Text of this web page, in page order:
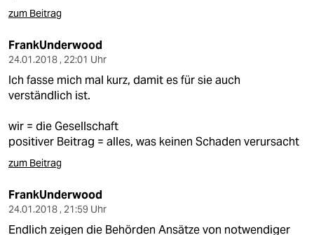
zum Beitrag
FrankUnderwood
24.01.2018 , 22:01 Uhr
Ich fasse mich mal kurz, damit es für sie auch
verständlich ist.
wir = die Gesellschaft
positiver Beitrag = alles, was keinen Schaden verursacht
zum Beitrag
FrankUnderwood
24.01.2018 , 21:59 Uhr
Endlich zeigen die Behörden Ansätze von notwendiger